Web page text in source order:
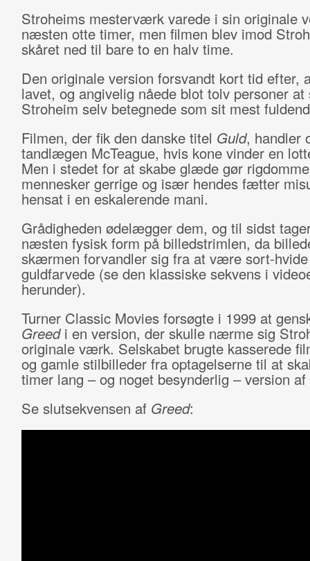
Stroheims mesterværk varede i sin originale
næsten otte timer, men filmen blev imod
skåret ned til bare to en halv time.
Den originale version forsvandt kort tid efter,
lavet, og angivelig nåede blot tolv personer at
Stroheim selv betegnede som sit mest
Filmen, der fik den danske titel Guld, handler
tandlægen McTeague, hvis kone vinder en
Men i stedet for at skabe glæde gør
mennesker gerrige og især hendes fætter
hensat i en eskalerende mani.
Grådigheden ødelægger dem, og til sidst
næsten fysisk form på billedstrimlen, da
skærmen forvandler sig fra at være sort-
guldfarvede (se den klassiske sekvens i
herunder).
Turner Classic Movies forsøgte i 1999 at
Greedi en version, der skulle nærme sig
originale værk. Selskabet brugte kasserede
og gamle stilbilleder fra optagelserne til at
timer lang – og noget besynderlig – version
Se slutsekvensen afGreed: